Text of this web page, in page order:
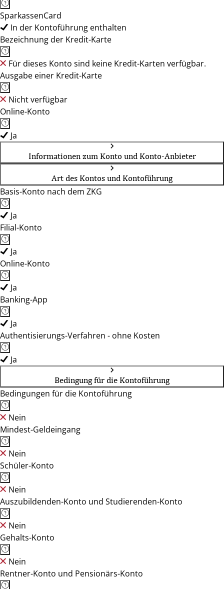
SparkassenCard
In der Kontoführung enthalten
Bezeichnung der Kredit-Karte
Für dieses Konto sind keine Kredit-Karten verfügbar.
Ausgabe einer Kredit-Karte
Nicht verfügbar
Online-Konto
Ja
Informationen zum Konto und Konto-Anbieter
Art des Kontos und Kontoführung
Basis-Konto nach dem ZKG
Ja
Filial-Konto
Ja
Online-Konto
Ja
Banking-App
Ja
Authentisierungs-Verfahren - ohne Kosten
Ja
Bedingung für die Kontoführung
Bedingungen für die Kontoführung
Nein
Mindest-Geldeingang
Nein
Schüler-Konto
Nein
Auszubildenden-Konto und Studierenden-Konto
Nein
Gehalts-Konto
Nein
Rentner-Konto und Pensionärs-Konto